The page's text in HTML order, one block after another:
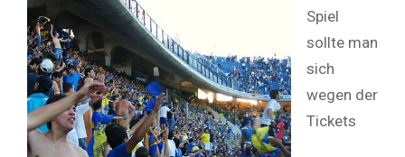
Spiel
sollte man
sich
wegen der
Tickets